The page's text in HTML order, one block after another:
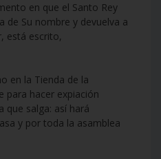
en que el Santo Rey
de Su nombre y devuelva a
está escrito,
en la Tienda de la
para hacer expiación
que salga: así hará
y por toda la asamblea